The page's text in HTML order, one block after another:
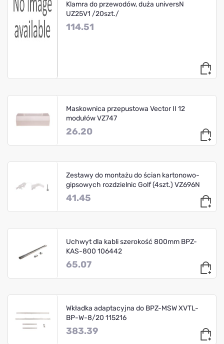
Klamra do przewodów, duża universN
UZ25V1 /20szt./
114.51
Maskownica przepustowa Vector II 12
modułów VZ747
26.20
Zestawy do montażu do ścian kartonowo-
gipsowych rozdzielnic Golf (4szt.) VZ696N
41.45
Uchwyt dla kabli szerokość 800mm BPZ-
KAS-800 106442
65.07
Wkładka adaptacyjna do BPZ-MSW XVTL-
BP-W-8/20 115216
383.39